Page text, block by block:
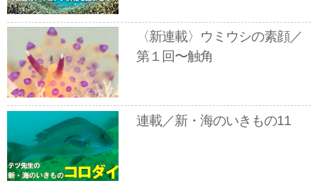
〈新連載〉ウミウシの素顔／
第１回〜触角
連載／新・海のいきもの11